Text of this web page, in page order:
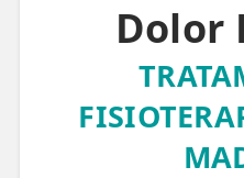
🤔 Preguntas
🔍 Buscador
🇬🇧 English
Ubicación de
Preguntas
Dolor